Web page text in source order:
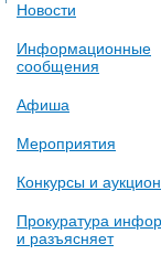
Новости
Информационные
сообщения
Афиша
Мероприятия
Конкурсы и
Прокуратура
и разъясняет